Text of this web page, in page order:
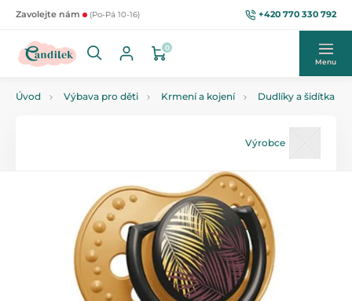
Zavolejte nám (Po-Pá 10-16) +420 770 330 792
0
Menu
Úvod Výbava pro děti Krmení a kojení Dudlíky a šidítka
Výrobce